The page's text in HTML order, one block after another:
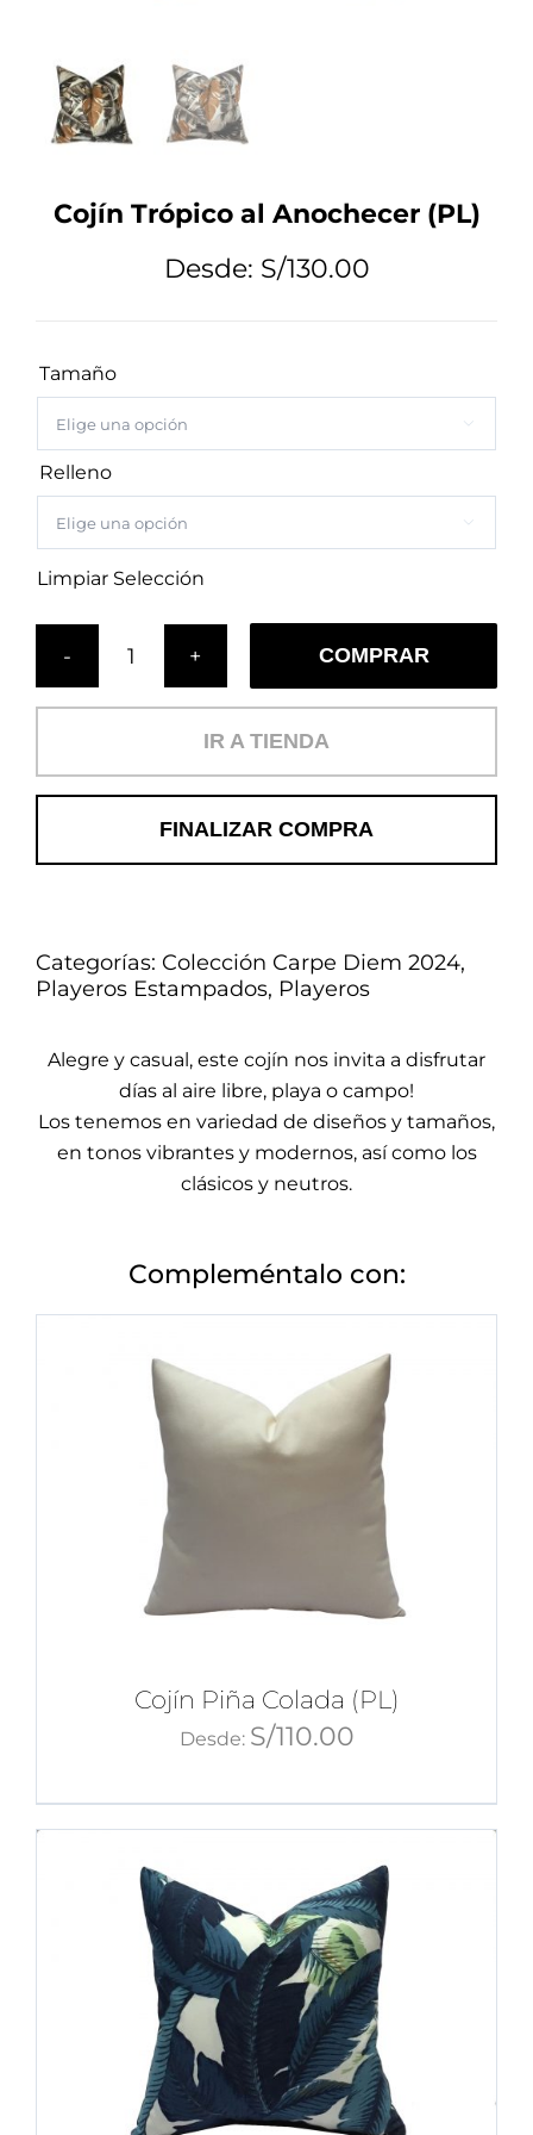
Tips de Diseño
Mi Cuenta
Carrito
Cojín Trópico al Anochecer (PL)
Desde: S/130.00
Tamaño

Relleno

Limpiar Selección
Cojín
(PL)
cantidad
COMPRAR
IR A TIENDA
FINALIZAR COMPRA
Categorías: Colección Carpe Diem 2024,
Playeros Estampados, Playeros
Alegre y casual, este cojín nos invita a disfrutar
días al aire libre, playa o campo!
Los tenemos en variedad de diseños y tamaños,
en tonos vibrantes y modernos, así como los
clásicos y neutros.
Compleméntalo con:
Cojín Piña Colada (PL)
Desde: S/110.00